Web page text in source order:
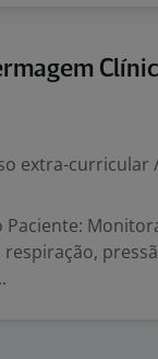
extra-curricular
Paciente: